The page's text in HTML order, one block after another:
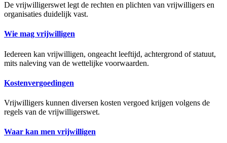
De vrijwilligerswet legt de rechten en plichten van vrijwilligers en
organisaties duidelijk vast.
Wie mag vrijwilligen
Iedereen kan vrijwilligen, ongeacht leeftijd, achtergrond of statuut,
mits naleving van de wettelijke voorwaarden.
Kostenvergoedingen
Vrijwilligers kunnen diversen kosten vergoed krijgen volgens de
regels van de vrijwilligerswet.
Waar kan men vrijwilligen